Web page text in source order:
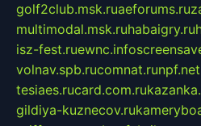
golf2club.msk.ruaeforums.ru
multimodal.msk.ruhabaigry.ru
isz-fest.ruewnc.info
volnav.spb.rucomnat.ru
tesiaes.rucard.com.ru
gildiya-kuznecov.ru